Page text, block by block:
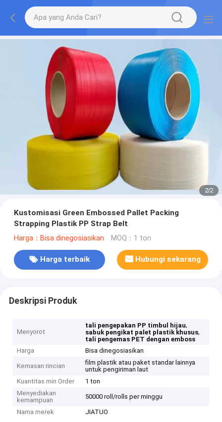
2/2
Kustomisasi Green Embossed Pallet Packing
Strapping Plastik PP Strap Belt
Harga：Bisa dinegosiasikan MOQ：1 ton
Harga terbaik Hubungi sekarang
Deskripsi Produk
Menyorot
tali pengepakan PP timbul hijau,
sabuk pengikat palet plastik khusus,
tali pengemas PET dengan emboss
Harga
Bisa dinegosiasikan
Kemasan rincian
film plastik atau paket standar lainnya
untuk pengiriman laut
Kuantitas min Order
1 ton
Menyediakan
kemampuan
50000 roll/rolls per minggu
Nama merek JIATUO